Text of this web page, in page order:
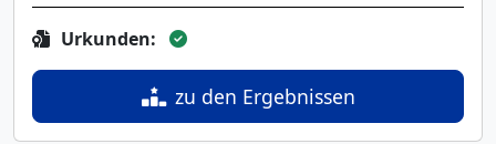
Urkunden:
zu den Ergebnissen